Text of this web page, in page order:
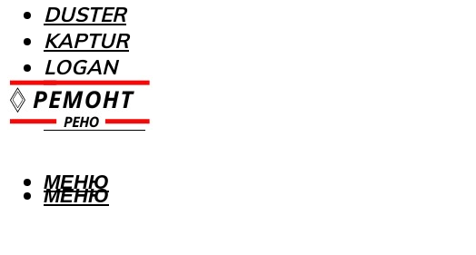
DUSTER
KAPTUR
LOGAN
MEGANE
SANDERO
МЕНЮ
МЕНЮ